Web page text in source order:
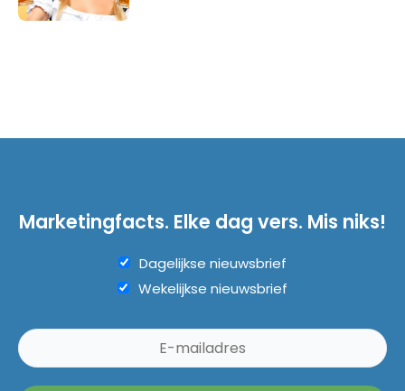
Marketingfacts. Elke dag vers. Mis niks!
Dagelijkse nieuwsbrief
Wekelijkse nieuwsbrief